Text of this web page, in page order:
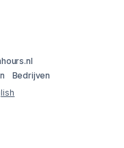
Bedrijven